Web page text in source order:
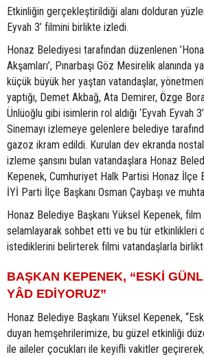
Etkinliğin gerçekleştirildiği alanı dolduran
Eyvah 3’ filmini birlikte izledi.
Honaz Belediyesi tarafından düzenlenen
Akşamları’, Pınarbaşı Göz Mesirelik alanında
küçük büyük her yaştan vatandaşlar,
yaptığı, Demet Akbağ, Ata Demirer, Özge
Ünlüoğlu gibi isimlerin rol aldığı ‘Eyvah Eyvah
Sinemayı izlemeye gelenlere belediye
gazoz ikram edildi. Kurulan dev ekranda
izleme şansını bulan vatandaşlara Honaz
Kepenek, Cumhuriyet Halk Partisi Honaz İlçe
İYİ Parti İlçe Başkanı Osman Çaybaşı ve
Honaz Belediye Başkanı Yüksel Kepenek,
selamlayarak sohbet etti ve bu tür etkinlikleri
istediklerini belirterek filmi vatandaşlarla
BAŞKAN KEPENEK, “ESKİ
YÂD EDİYORUZ”
Honaz Belediye Başkanı Yüksel Kepenek,
duyan hemşehrilerimize, bu güzel etkinliği
ile aileler çocukları ile keyifli vakitler